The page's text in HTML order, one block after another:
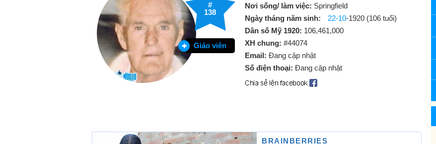
#
138
Giáo viên
Nơi sống/ làm việc: Springfield
Ngày tháng năm sinh:
22-10-1920 (106 tuổi)
Dân số Mỹ 1920: 106,461,000
XH chung: #44074
Email: Đang cập nhật
Số điện thoại: Đang cập nhật